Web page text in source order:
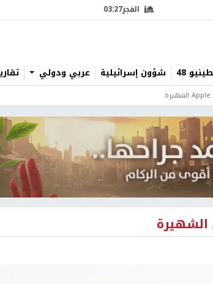
الفجر03:27
48 شؤون إسرائيلية عربي ودولي